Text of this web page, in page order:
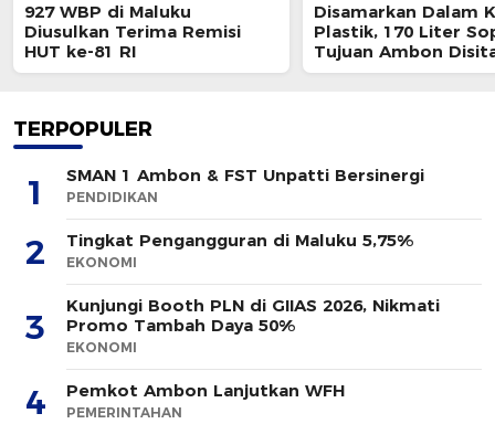
927 WBP di Maluku
Diusulkan Terima Remisi
HUT ke-81 RI
Disamarkan Dalam
Plastik, 170 Liter
Tujuan Ambon
TERPOPULER
1 SMAN 1 Ambon & FST Unpatti Bersinergi
PENDIDIKAN
2 Tingkat Pengangguran di Maluku 5,75%
EKONOMI
3
Kunjungi Booth PLN di GIIAS 2026, Nikmati
Promo Tambah Daya 50%
EKONOMI
4 Pemkot Ambon Lanjutkan WFH
PEMERINTAHAN